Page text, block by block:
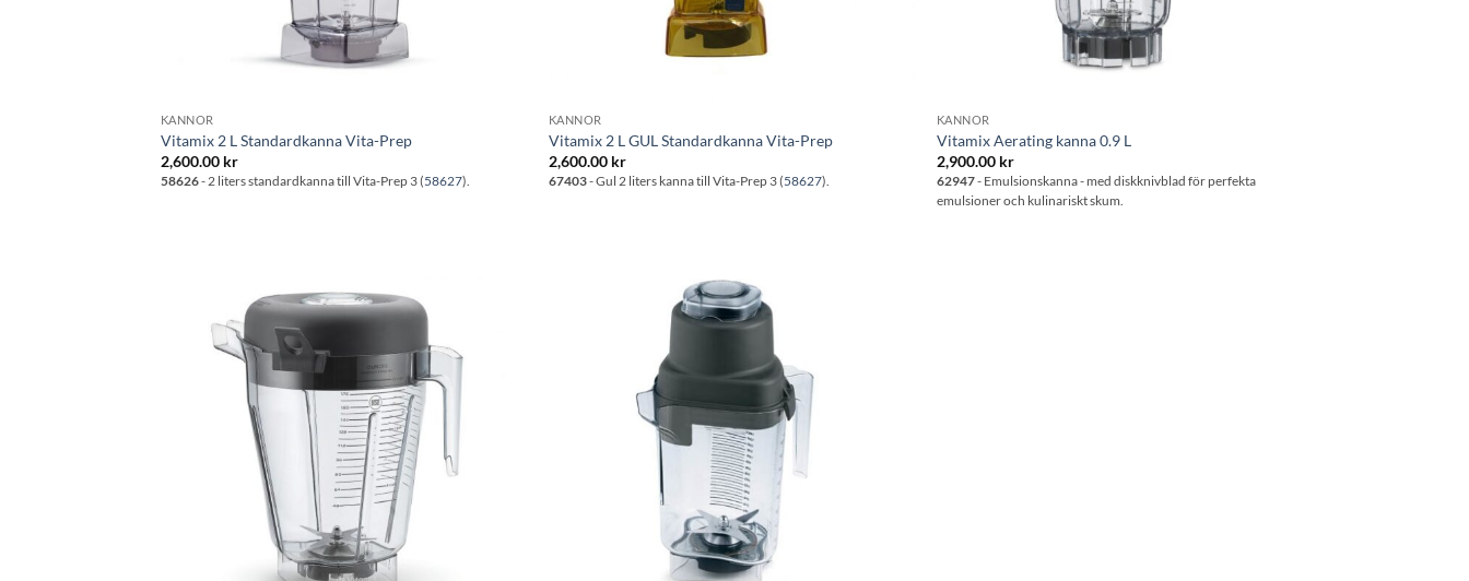
KANNOR
Vitamix 2 L Standardkanna Vita-Prep
2,600.00 kr
58626- 2 liters standardkanna till Vita-Prep 3 (58627).
KANNOR
Vitamix 2 L GUL Standardkanna Vita-Prep
2,600.00 kr
67403- Gul 2 liters kanna till Vita-Prep 3 (58627).
KANNOR
Vitamix Aerating kanna 0.9 L
2,900.00 kr
62947- Emulsionskanna - med diskknivblad för perfekta
emulsioner och kulinariskt skum.